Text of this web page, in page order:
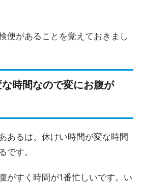
便があることを覚えておきまし
時間なので変にお腹が
あるは、休けい時間が変な時間
です。
がすく時間が1番忙しいです。い